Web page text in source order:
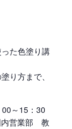
た色塗り講
り方まで、
～15：30
営業部 教